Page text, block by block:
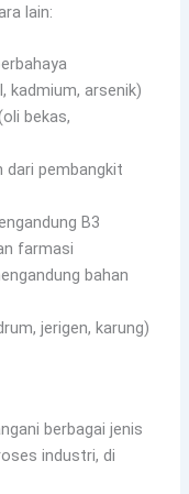
lain:
kadmium, arsenik)
bekas,
dari pembangkit
B3
farmasi
bahan
jerigen, karung)
berbagai jenis
industri, di